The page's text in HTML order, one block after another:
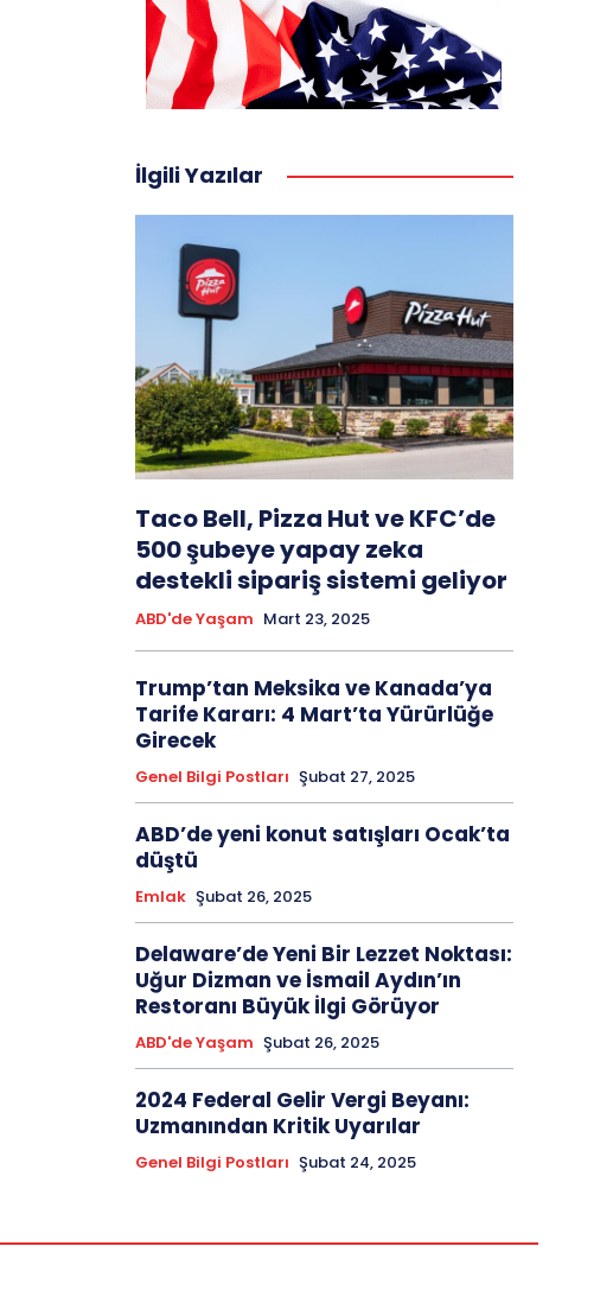
İlgili Yazılar
Taco Bell, Pizza Hut ve KFC’de
500 şubeye yapay zeka
destekli sipariş sistemi geliyor
ABD'de Yaşam Mart 23, 2025
Trump’tan Meksika ve Kanada’ya
Tarife Kararı: 4 Mart’ta Yürürlüğe
Girecek
Genel Bilgi Postları Şubat 27, 2025
ABD’de yeni konut satışları Ocak’ta
düştü
Emlak Şubat 26, 2025
Delaware’de Yeni Bir Lezzet Noktası:
Uğur Dizman ve İsmail Aydın’ın
Restoranı Büyük İlgi Görüyor
ABD'de Yaşam Şubat 26, 2025
2024 Federal Gelir Vergi Beyanı:
Uzmanından Kritik Uyarılar
Genel Bilgi Postları Şubat 24, 2025